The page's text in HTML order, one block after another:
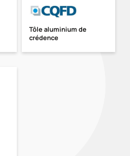
Tôle aluminium de
crédence